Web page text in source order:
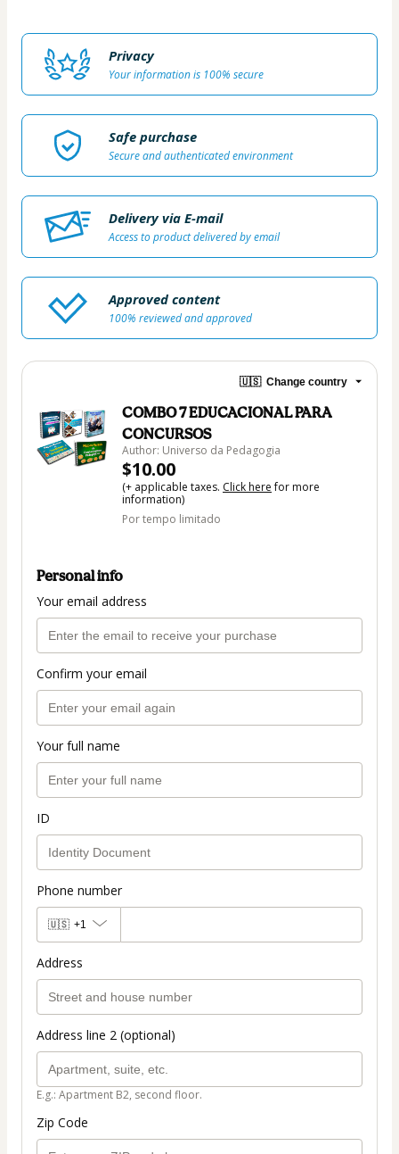
Privacy
Your information is 100% secure
Safe purchase
Secure and authenticated environment
Delivery via E-mail
Access to product delivered by email
Approved content
100% reviewed and approved
🇺🇸 Change country
COMBO 7 EDUCACIONAL PARA
CONCURSOS
Author: Universo da Pedagogia
$10.00
(+ applicable taxes. Click herefor more
information)
Por tempo limitado
Personal info
Your email address
Confirm your email
Your full name
ID
Phone number
🇺🇸 +1
Address
Address line 2 (optional)
E.g.: Apartment B2, second floor.
Zip Code